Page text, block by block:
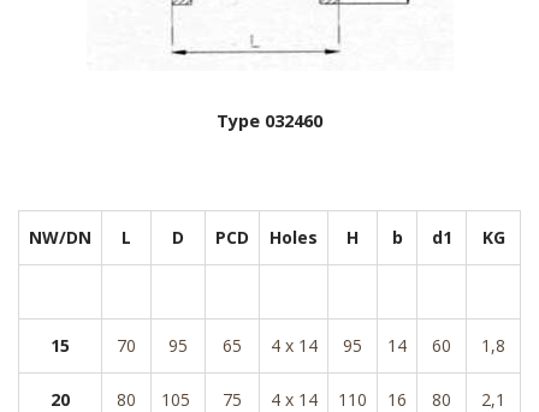
Type 032460
NW/DN L D PCD Holes H b d1 KG
15 70 95 65 4 x 14 95 14 60 1,8
20 80 105 75 4 x 14 110 16 80 2,1